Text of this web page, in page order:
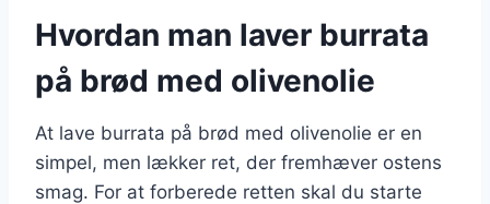
Hvordan man laver burrata
på brød med olivenolie
At lave burrata på brød med olivenolie er en
simpel, men lækker ret, der fremhæver ostens
smag. For at forberede retten skal du starte